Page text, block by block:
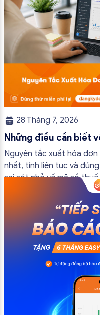
28 Tháng 7, 2026
Những điều cần biết
đầu ra
Nguyên tắc xuất hóa
nhất, tính liên tục và
sai sót nhỏ về mã số
ảnh hưởng đến quá trình
toán có thể tham khảo […]